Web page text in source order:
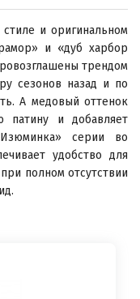
и оригинальном
и «дуб харбор
трендом
сезонов назад и по
А медовый оттенок
патину и добавляет
серии во
удобство для
полном отсутствии